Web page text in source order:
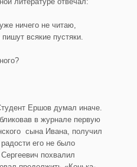
ничего не читаю,
всякие пустяки.
Ершов думал иначе.
в журнале первую
сына Ивана, получил
его не было
похвалил